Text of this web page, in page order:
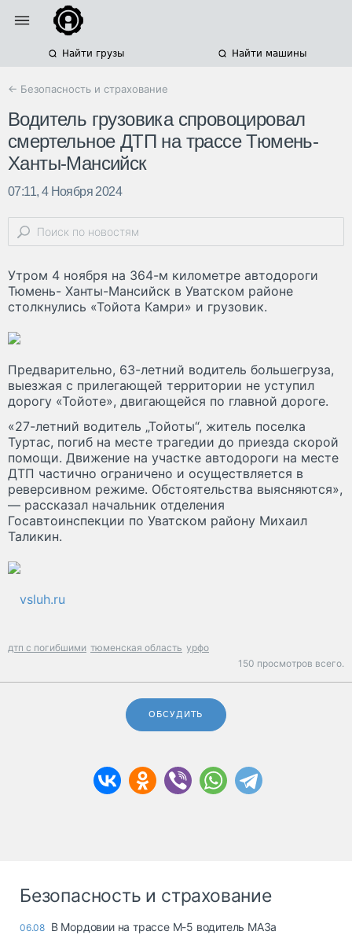
Найти грузы Найти машины
← Безопасность и страхование
Водитель грузовика спровоцировал
смертельное ДТП на трассе Тюмень-
Ханты-Мансийск
07:11, 4 Ноября 2024
Утром 4 ноября на 364-м километре автодороги
Тюмень- Ханты-Мансийск в Уватском районе
столкнулись «Тойота Камри» и грузовик.
Предварительно, 63-летний водитель большегруза,
выезжая с прилегающей территории не уступил
дорогу «Тойоте», двигающейся по главной дороге.
«27-летний водитель „Тойоты“, житель поселка
Туртас, погиб на месте трагедии до приезда скорой
помощи. Движение на участке автодороги на месте
ДТП частично ограничено и осуществляется в
реверсивном режиме. Обстоятельства выясняются»,
— рассказал начальник отделения
Госавтоинспекции по Уватском району Михаил
Таликин.
vsluh.ru
дтп с погибшими тюменская область урфо
150 просмотров всего.
ОБСУДИТЬ
Безопасность и страхование
06.08 В Мордовии на трассе М-5 водитель МАЗа